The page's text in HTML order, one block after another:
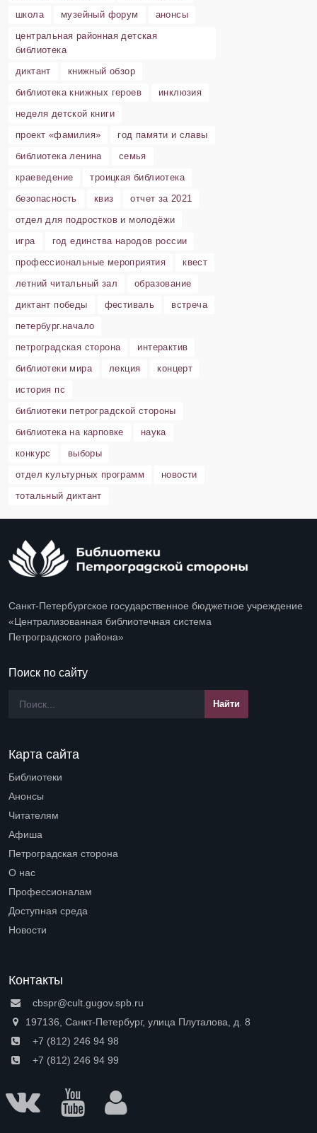
школа
музейный форум
анонсы
центральная районная детская
библиотека
диктант
книжный обзор
библиотека книжных героев
инклюзия
неделя детской книги
проект «фамилия»
год памяти и славы
библиотека ленина
семья
краеведение
троицкая библиотека
безопасность
квиз
отчет за 2021
отдел для подростков и молодёжи
игра
год единства народов россии
профессиональные мероприятия
квест
летний читальный зал
образование
диктант победы
фестиваль
встреча
петербург.начало
петроградская сторона
интерактив
библиотеки мира
лекция
концерт
история пс
библиотеки петроградской стороны
библиотека на карповке
наука
конкурс
выборы
отдел культурных программ
новости
тотальный диктант
Санкт-Петербургское государственное бюджетное учреждение
«Централизованная библиотечная система
Петроградского района»
Поиск по сайту
Карта сайта
Библиотеки
Анонсы
Читателям
Афиша
Петроградская сторона
О нас
Профессионалам
Доступная среда
Новости
Контакты
cbspr@cult.gugov.spb.ru
197136, Санкт-Петербург, улица Плуталова, д. 8
+7 (812) 246 94 98
+7 (812) 246 94 99